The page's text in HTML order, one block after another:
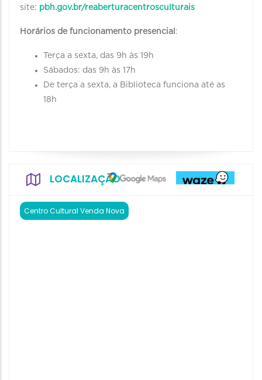
site: pbh.gov.br/reaberturacentrosculturais
Horários de funcionamento presencial :
Terça a sexta, das 9h às 19h
Sábados: das 9h às 17h
De terça a sexta, a Biblioteca funciona até as
18h
LOCALIZAÇÃO
Centro Cultural Venda Nova